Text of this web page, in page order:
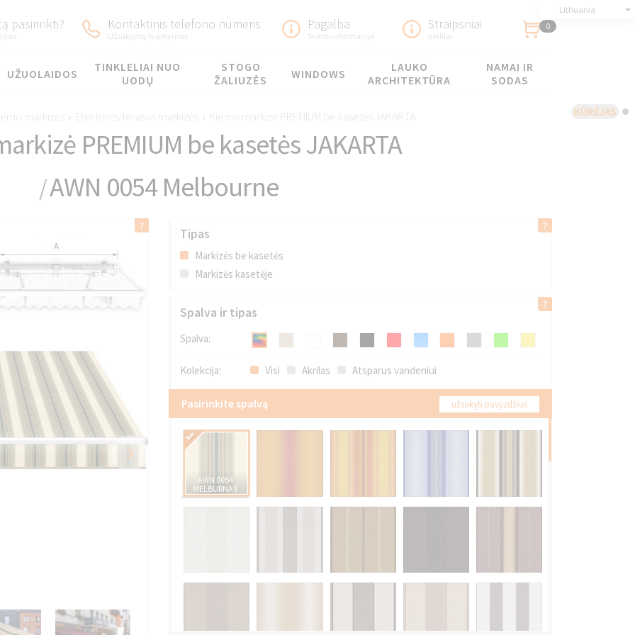
KŪRĖJAS
Lithuania
pasirinkti? Kontaktinis telefono numeris
Užsakymų tvarkymas
Pagalba
Svarbi informacija
Straipsniai
vedliai
0
UŽUOLAIDOS
TINKLELIAI NUO
UODŲ
STOGO
ŽALIUZĖS
WINDOWS
LAUKO
ARCHITEKTŪRA
NAMAI IR
SODAS
markizės › Elektrinės terasos markizės › Kiemo markizė PREMIUM be kasetės JAKARTA
PREMIUM be kasetės JAKARTA
/AWN 0054 Melbourne
›
Tipas
Markizės be kasetės
Markizės kasetėje
Spalva ir tipas
Spalva:
Kolekcija: Visi Akrilas Atsparus vandeniui
Pasirinkite spalvą užsakyti pavyzdžius
AWN 0054
MELBURNAS